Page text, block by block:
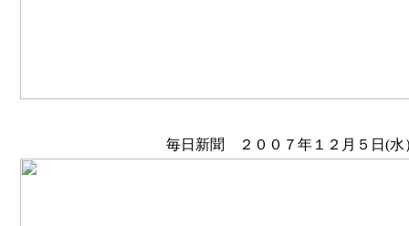
毎日新聞 ２００７年１２月５日(水）